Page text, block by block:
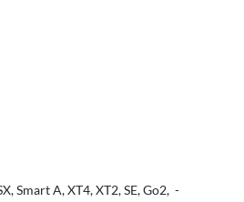
Smart A, XT4, XT2, SE, Go2, -